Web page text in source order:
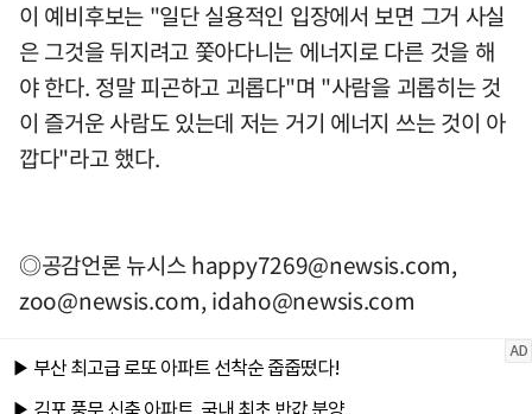
이 예비후보는 "일단 실용적인 입장에서 보면 그거 사실
은 그것을 뒤지려고 쫓아다니는 에너지로 다른 것을 해
야 한다. 정말 피곤하고 괴롭다"며 "사람을 괴롭히는 것
이 즐거운 사람도 있는데 저는 거기 에너지 쓰는 것이 아
깝다"라고 했다.
◎공감언론 뉴시스happy7269@newsis.com,
zoo@newsis.com,idaho@newsis.com